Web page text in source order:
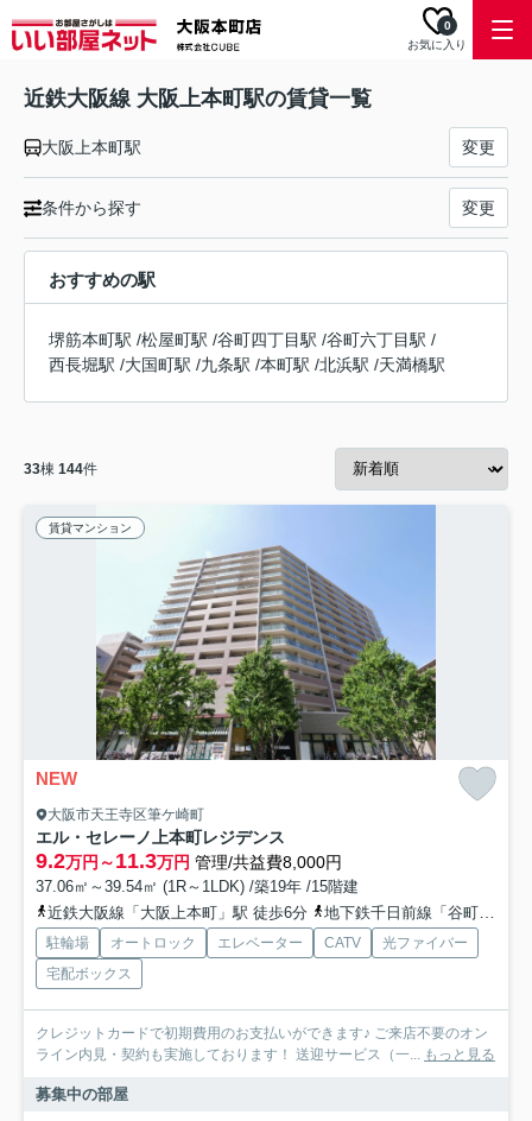
お気に入り
0
近鉄大阪線 大阪上本町駅の賃貸一覧
大阪上本町駅 変更
条件から探す 変更
おすすめの駅
堺筋本町駅 /松屋町駅 /谷町四丁目駅 /谷町六丁目駅 /
西長堀駅 /大国町駅 /九条駅 /本町駅 /北浜駅 /天満橋駅
33棟 144件
賃貸マンション
NEW
大阪市天王寺区筆ケ崎町
エル・セレーノ上本町レジデンス
9.2万円～11.3万円 管理/共益費8,000円
37.06㎡～39.54㎡ (1R～1LDK) /築19年 /15階建
近鉄大阪線「大阪上本町」駅 徒歩6分
地下鉄千日前線「谷町九丁目」駅 徒歩7分
駐輪場 オートロック エレベーター CATV
光ファイバー
宅配ボックス
クレジットカードで初期費用のお支払いができます♪ ご来店不要のオン
ライン内見・契約も実施しております！ 送迎サービス（一... もっと見る
募集中の部屋